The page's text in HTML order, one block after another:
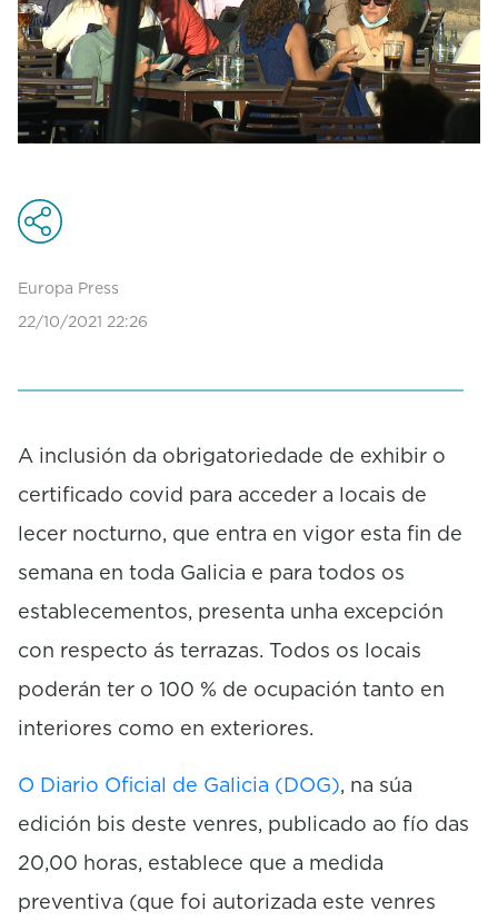
Europa Press
22/10/2021 22:26
A inclusión da obrigatoriedade de exhibir o
certificado covid para acceder a locais de
lecer nocturno, que entra en vigor esta fin de
semana en toda Galicia e para todos os
establecementos, presenta unha excepción
con respecto ás terrazas. Todos os locais
poderán ter o 100 % de ocupación tanto en
interiores como en exteriores.
O Diario Oficial de Galicia (DOG), na súa
edición bis deste venres, publicado ao fío das
20,00 horas, establece que a medida
preventiva (que foi autorizada este venres